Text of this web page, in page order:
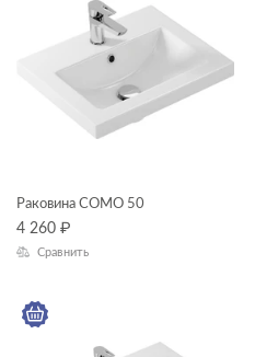
CREA
DELFI
ECLIPSE
ELIO
FLAVIS
Раковина COMO 50
4 260 ₽
Сравнить